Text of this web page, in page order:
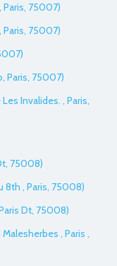
Paris, 75007)
Paris, 75007)
Paris, 75007)
Invalides. , Paris,
75008)
8th , Paris, 75008)
Dt, 75008)
, Paris ,